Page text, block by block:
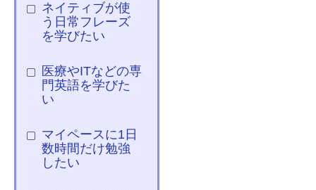
ネイティブが使
う日常フレーズ
を学びたい
医療やITなどの専
門英語を学びた
い
マイペースに1日
数時間だけ勉強
したい